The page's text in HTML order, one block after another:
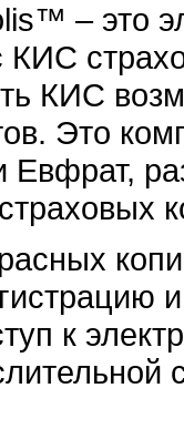
– это
КИС
КИС
Это
Евфрат,
к